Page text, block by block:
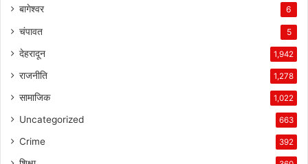
बागेश्वर 6
चंपावत 5
देहरादून 1,942
राजनीति 1,278
सामाजिक 1,022
Uncategorized 663
Crime 392